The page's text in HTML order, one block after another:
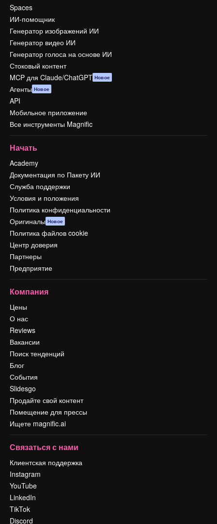
Spaces
ИИ-помощник
Генератор изображений ИИ
Генератор видео ИИ
Генератор голоса на основе ИИ
Стоковый контент
MCP для Claude/ChatGPT Новое
Агенты Новое
API
Мобильное приложение
Все инструменты Magnific
Начать
Academy
Документация по Пакету ИИ
Служба поддержки
Условия и положения
Политика конфиденциальности
Оригиналы Новое
Политика файлов cookie
Центр доверия
Партнеры
Предприятие
Компания
Цены
О нас
Reviews
Вакансии
Поиск тенденций
Блог
События
Slidesgo
Продайте свой контент
Помещение для прессы
Ищете magnific.ai
Связаться с нами
Клиентская поддержка
Instagram
YouTube
LinkedIn
TikTok
Discord